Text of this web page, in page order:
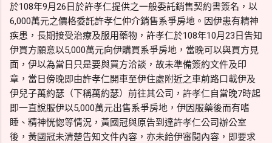
於108年9月26日於許孝仁提供之一般委託銷售契約書簽名，以
6,000萬元之價格委託許孝仁仲介銷售系爭房地。因伊患有精神
疾患，長期接受治療及服用藥物，許孝仁於108年10月23日告知
伊買方願意以5,000萬元向伊購買系爭房地，當晚可以與買方見
面，伊以為當日只是要與買方洽談，故未準備簽約文件及印
章，當日傍晚即由許孝仁開車至伊住處附近之車前路口載伊及
伊兒子萬約瑟（下稱萬約瑟）前往其公司，許孝仁自當晚7時起
即一直說服伊以5,000萬元出售系爭房地，伊因服藥後而有嗜
睡、精神恍惚等情況，黃國冠與原告到達許孝仁公司辦公室
後，黃國冠未清楚告知文件內容，亦未給伊審閱內容，即要求